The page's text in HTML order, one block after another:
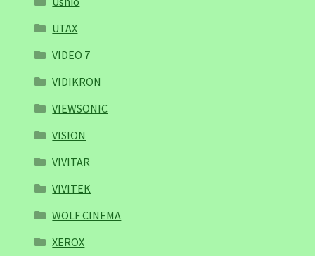
UTAX
VIDEO 7
VIDIKRON
VIEWSONIC
VISION
VIVITAR
VIVITEK
WOLF CINEMA
XEROX